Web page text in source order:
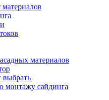
материалов
материалов
выбрать
монтажу сайдинга